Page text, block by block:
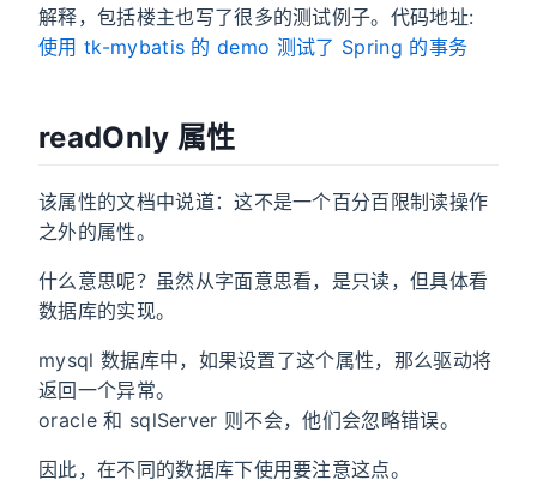
解释，包括楼主也写了很多的测试例子。代码地址:
使用 tk-mybatis 的 demo 测试了 Spring 的事务
readOnly 属性
该属性的文档中说道：这不是一个百分百限制读操作
之外的属性。
什么意思呢？虽然从字面意思看，是只读，但具体看
数据库的实现。
mysql 数据库中，如果设置了这个属性，那么驱动将
返回一个异常。
oracle 和 sqlServer 则不会，他们会忽略错误。
因此，在不同的数据库下使用要注意这点。